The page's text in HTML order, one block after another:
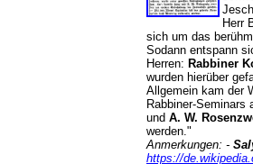
Herr
sich um das
Sodann entspann
Herren: Rabbiner
wurden hierüber
Allgemein kam der
Rabbiner-
und A. W.
werden."
Anmerkungen: -
https://